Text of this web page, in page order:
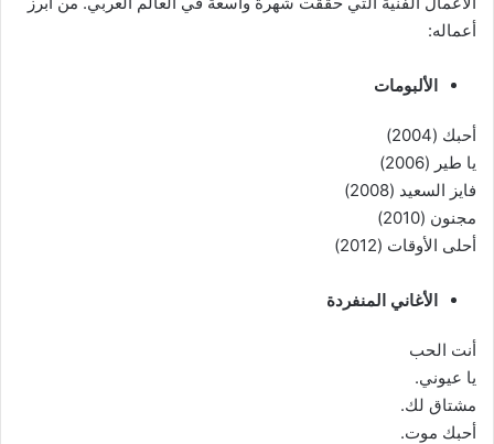
أعماله:
الألبومات
أحبك (2004)
يا طير (2006)
فايز السعيد (2008)
مجنون (2010)
أحلى الأوقات (2012)
الأغاني المنفردة
أنت الحب
يا عيوني.
مشتاق لك.
أحبك موت.